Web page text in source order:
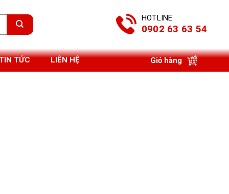
HOTLINE
0902 63 63 54
TỨC LIÊN HỆ Giỏ hàng